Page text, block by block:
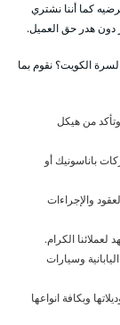
كما أننا نشتري
دون هدر حق العميل.
الكويت؟ نقوم بما
من هيكل
باناسونيك أو
والإجراءات
الكرام.
وسيارات
وبكافة انواعها